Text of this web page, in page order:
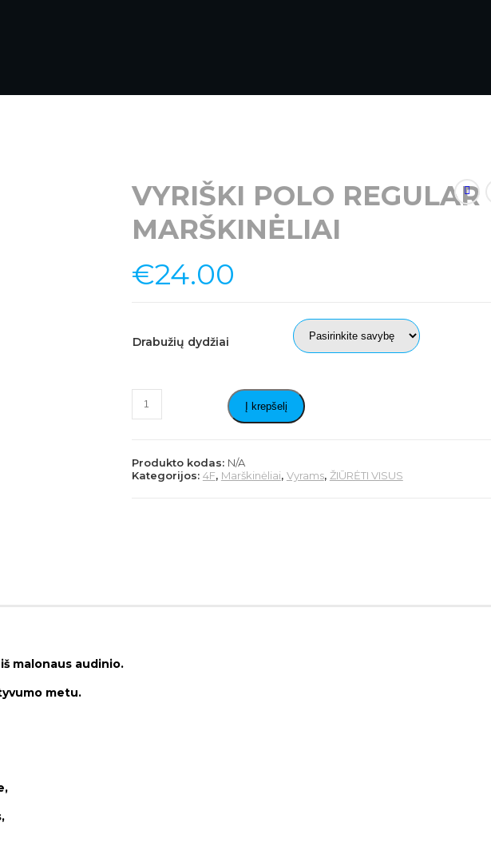
VYRIŠKI POLO REGULAR
MARŠKINĖLIAI
€24.00
Drabužių dydžiai
kiekis:
VYRIŠKI
MARŠKINĖLIAI
Į krepšelį
Produkto kodas: N/A
Kategorijos: 4F, Marškinėliai, Vyrams, ŽIŪRĖTI VISUS
malonaus audinio.
metu.